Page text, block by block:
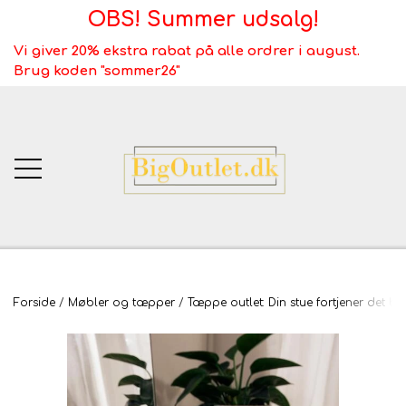
OBS! Summer udsalg!
Vi giver 20% ekstra rabat på alle ordrer i august.
Brug koden "sommer26"
BigOutlet.dk
TÆPPER
Webshop ALT
Forside Møbler og tæpper Tæppe outlet: Din stue fortjener det